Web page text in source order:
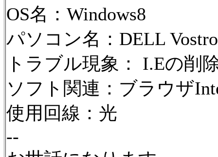
OS名：Windows8
パソコン名：DELL
トラブル現象： I.Eの削
ソフト関連：ブラウザ
使用回線：光
--